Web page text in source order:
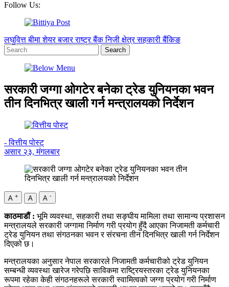
Follow Us:
लघुवित्तबीमाशेयर बजारराष्ट्र बैंकनिजी क्षेत्रसहकारीबैंकिङ
सरकारी जग्गा ओगटेर बनेका ट्रेड युनियनका भवन
तीन दिनभित्र खाली गर्न मन्त्रालयको निर्देशन
- वित्तीय पोस्ट्
असार २३, मंगलबार
A + A A -
काठमाडौं : भूमि व्यवस्था, सहकारी तथा सङ्घीय मामिला तथा सामान्य प्रशासन
मन्त्रालयले सरकारी जग्गामा निर्माण गरी प्रयोग हुँदै आएका निजामती कर्मचारी
ट्रेड युनियन तथा संगठनका भवन र संरचना तीन दिनभित्र खाली गर्न निर्देशन
दिएको छ।
मन्त्रालयका अनुसार नेपाल सरकारले निजामती कर्मचारीको ट्रेड युनियन
सम्बन्धी व्यवस्था खारेज गरेपछि साविकमा राष्ट्रियस्तरका ट्रेड युनियनका
रूपमा रहेका केही संगठनहरूले सरकारी स्वामित्वको जग्गा प्रयोग गरी निर्माण